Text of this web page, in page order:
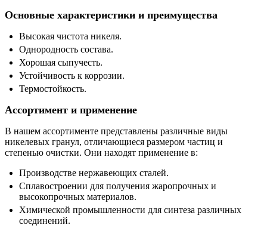
Основные характеристики и преимущества
Высокая чистота никеля.
Однородность состава.
Хорошая сыпучесть.
Устойчивость к коррозии.
Термостойкость.
Ассортимент и применение
В нашем ассортименте представлены различные виды
никелевых гранул, отличающиеся размером частиц и
степенью очистки. Они находят применение в:
Производстве нержавеющих сталей.
Сплавостроении для получения жаропрочных и
высокопрочных материалов.
Химической промышленности для синтеза различных
соединений.